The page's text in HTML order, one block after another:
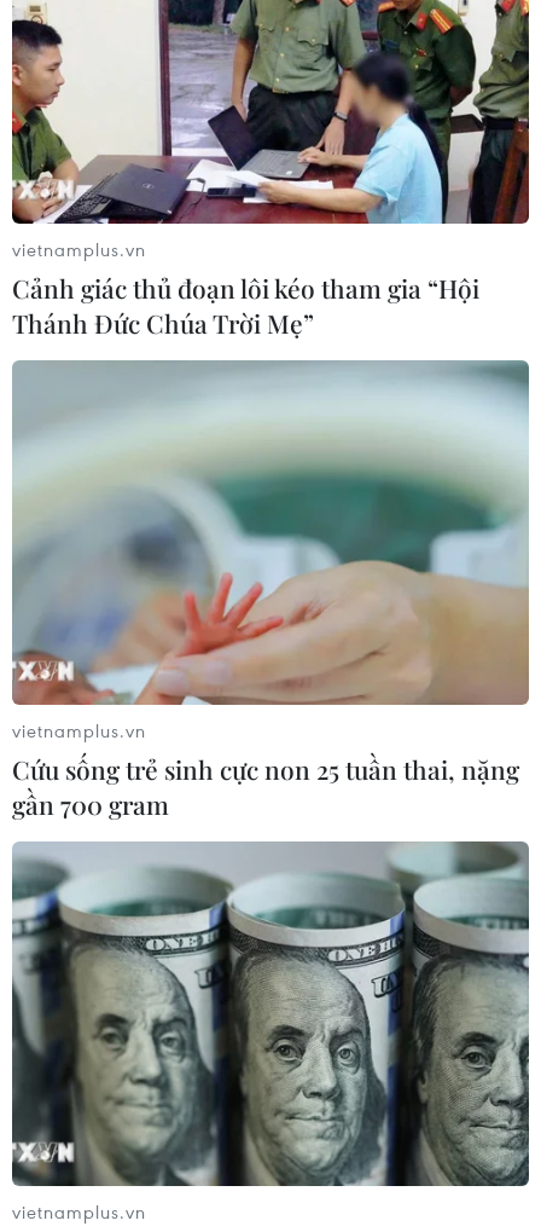
vietnamplus.vn
Cảnh giác thủ đoạn lôi kéo tham gia “Hội
Thánh Đức Chúa Trời Mẹ”
vietnamplus.vn
Cứu sống trẻ sinh cực non 25 tuần thai, nặng
gần 700 gram
vietnamplus.vn